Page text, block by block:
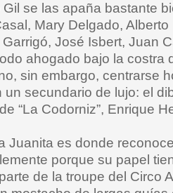
se las apaña bastante
Mary Delgado,
José Isbert, Juan
ahogado bajo la costra
sin embargo, centrarse
un secundario de lujo: el
“La Codorniz”, Enrique
Juanita es donde
porque su papel
de la troupe del Circo